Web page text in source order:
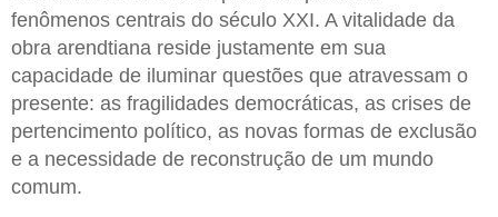
fenômenos centrais do século XXI. A vitalidade da
obra arendtiana reside justamente em sua
capacidade de iluminar questões que atravessam o
presente: as fragilidades democráticas, as crises de
pertencimento político, as novas formas de exclusão
e a necessidade de reconstrução de um mundo
comum.